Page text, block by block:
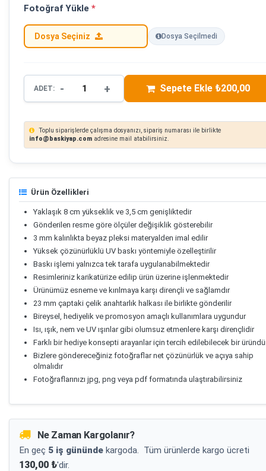
Fotoğraf Yükle *
Dosya Seçiniz Dosya Seçilmedi
ADET: - + Sepete Ekle ₺200,00
Toplu siparişlerde çalışma dosyanızı, sipariş numarası ile birlikte
info@baskiyap.com adresine mail atabilirsiniz.
Ürün Özellikleri
Yaklaşık 8 cm yükseklik ve 3,5 cm genişliktedir
Gönderilen resme göre ölçüler değişiklik gösterebilir
3 mm kalınlıkta beyaz pleksi materyalden imal edilir
Yüksek çözünürlüklü UV baskı yöntemiyle özelleştirilir
Baskı işlemi yalnızca tek tarafa uygulanabilmektedir
Resimleriniz karikatürize edilip ürün üzerine işlenmektedir
Ürünümüz esneme ve kırılmaya karşı dirençli ve sağlamdır
23 mm çaptaki çelik anahtarlık halkası ile birlikte gönderilir
Bireysel, hediyelik ve promosyon amaçlı kullanımlara uygundur
Isı, ışık, nem ve UV ışınlar gibi olumsuz etmenlere karşı dirençlidir
Farklı bir hediye konsepti arayanlar için tercih edilebilecek bir
Bizlere göndereceğiniz fotoğraflar net çözünürlük ve açıya sahip
olmalıdır
Fotoğraflarınızı jpg, png veya pdf formatında ulaştırabilirsiniz
Ne Zaman Kargolanır?
En geç 5 iş gününde kargoda. Tüm ürünlerde kargo ücreti
130,00 ₺'dir.